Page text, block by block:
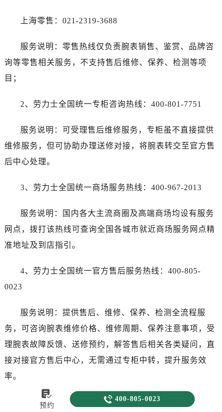
上海零售：021-2319-3688
服务说明：零售热线仅负责腕表销售、鉴赏、品牌咨
询等零售相关服务，不支持售后维修、保养、检测等项
目；
2、劳力士全国统一专柜咨询热线：400-801-7751
服务说明：可受理售后维修服务，专柜虽不直接提供
维修服务，但可协助办理送修对接，将腕表转交至官方售
后中心处理。
3、劳力士全国统一商场服务热线：400-967-2013
服务说明：国内各大主流商圈及高端商场均设有服务
网点，拨打该热线可查询全国各城市就近商场服务网点精
准地址及到店指引。
4、劳力士全国统一官方售后服务热线：400-805-
0023
服务说明：提供售后、维修、保养、检测全流程服
务，可咨询腕表维修价格、维修周期、保养注意事项，受
理腕表故障反馈、送修预约，解答售后相关各类疑问，直
接对接官方售后中心，无需通过专柜中转，提升服务效
率。
3. 预约方式：致电400-805-0023后按语音提示选择对

预约
 400-805-0023